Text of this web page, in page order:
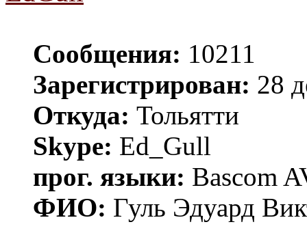
Сообщения: 10211
Зарегистрирован: 28
Откуда: Тольятти
Skype: Ed_Gull
прог. языки: Bascom
ФИО: Гуль Эдуард